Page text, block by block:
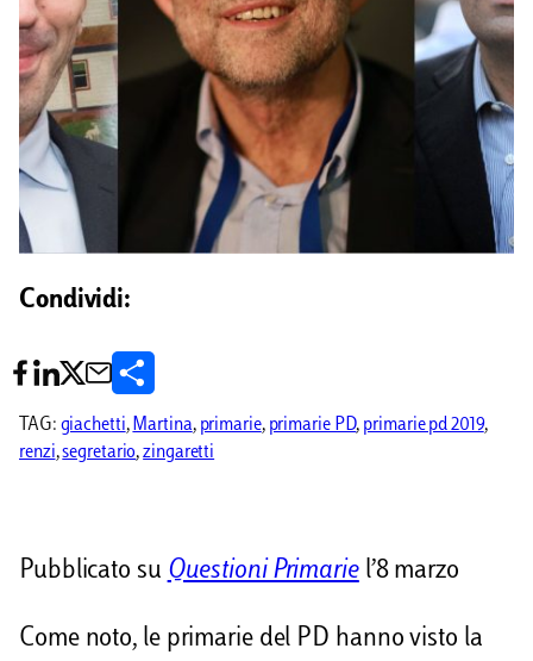
Condividi:
n
i
TAG: giachetti, Martina, primarie, primarie PD, primarie pd 2019,
renzi, segretario, zingaretti
Pubblicato su Questioni Primariel’8 marzo
Come noto, le primarie del PD hanno visto la